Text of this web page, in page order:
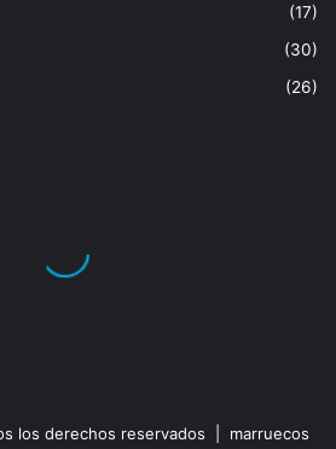
(17)
(30)
(26)
los derechos reservados | marruecos